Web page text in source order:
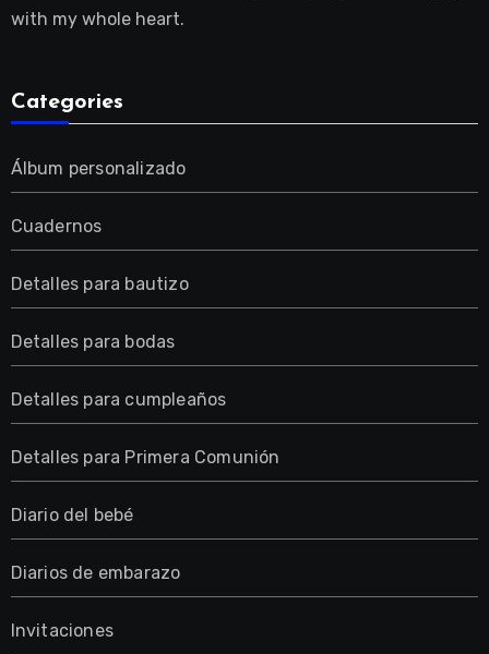
with my whole heart.
Categories
Álbum personalizado
Cuadernos
Detalles para bautizo
Detalles para bodas
Detalles para cumpleaños
Detalles para Primera Comunión
Diario del bebé
Diarios de embarazo
Invitaciones